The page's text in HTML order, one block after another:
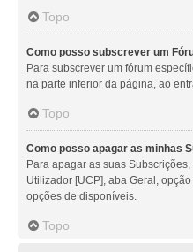
Topo
Como posso subscrever um
Para subscrever um fórum
na parte inferior da página, ao
Topo
Como posso apagar as minhas
Para apagar as suas
Utilizador [UCP], aba Geral,
opções de disponíveis.
Topo